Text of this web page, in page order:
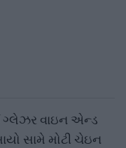
ગ્લેઝર વાઇન એન્ડ
સામે મોટી ચેઇન